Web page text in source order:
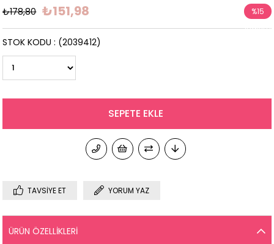
₺178,80 ₺151,98 %15
İndirim
(2039412)
STOK KODU
TAVSIYE ET YORUM YAZ
ÜRÜN ÖZELLIKLERI